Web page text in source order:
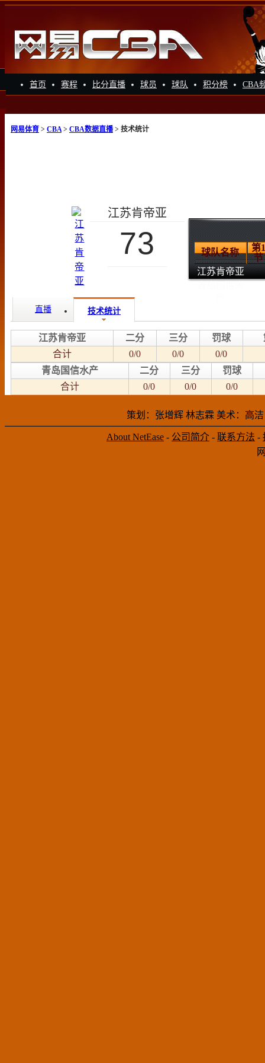
首页 赛程 比分直播 球员 球队 积分榜 CBA
网易体育 > CBA> CBA数据直播> 技术统计
江苏肯帝亚
73 球队名称
第
节
江苏肯帝亚
直播 技术统计
江苏肯帝亚 二分 三分 罚球
合计
0/0 0/0
0/0
青岛国信水产
二分 三分
罚球
合计
0/0 0/0 0/0
策划：张增辉 林志霖 美术：高
About NetEase - 公司简介 - 联系方法 -